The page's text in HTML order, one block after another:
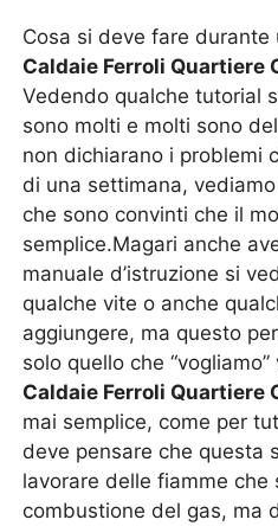
Cosa si deve fare durante
Caldaie Ferroli Quartiere
Vedendo qualche tutorial
sono molti e molti sono
non dichiarano i problemi
di una settimana,
che sono convinti che il
semplice.Magari anche
manuale d’istruzione si
qualche vite o anche
aggiungere, ma questo
solo quello che “vogliamo”
Caldaie Ferroli Quartiere
mai semplice, come per
deve pensare che questa
lavorare delle fiamme che
combustione del gas, ma